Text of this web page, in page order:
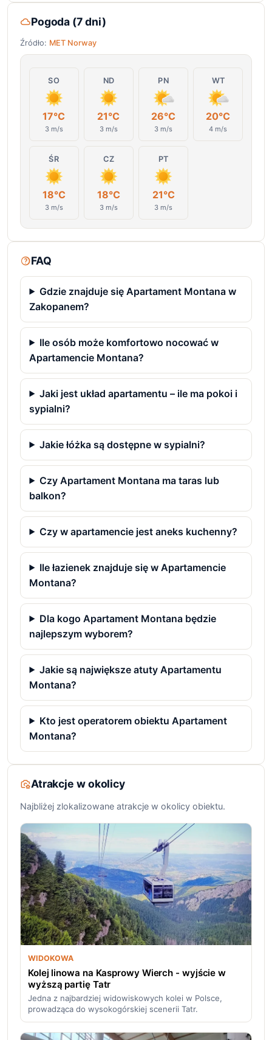
Pogoda (7 dni)
Źródło: MET Norway
SO
17°C
3 m/s
ND
21°C
3 m/s
PN
26°C
3 m/s
WT
20°C
4 m/s
ŚR
18°C
3 m/s
CZ
18°C
3 m/s
PT
21°C
3 m/s
FAQ
Gdzie znajduje się Apartament Montana w
Zakopanem?
Ile osób może komfortowo nocować w
Apartamencie Montana?
Jaki jest układ apartamentu – ile ma pokoi i
sypialni?
Jakie łóżka są dostępne w sypialni?
Czy Apartament Montana ma taras lub
balkon?
Czy w apartamencie jest aneks kuchenny?
Ile łazienek znajduje się w Apartamencie
Montana?
Dla kogo Apartament Montana będzie
najlepszym wyborem?
Jakie są największe atuty Apartamentu
Montana?
Kto jest operatorem obiektu Apartament
Montana?
Atrakcje w okolicy
Najbliżej zlokalizowane atrakcje w okolicy obiektu.
WIDOKOWA
Kolej linowa na Kasprowy Wierch - wyjście w
wyższą partię Tatr
Jedna z najbardziej widowiskowych kolei w Polsce,
prowadząca do wysokogórskiej scenerii Tatr.